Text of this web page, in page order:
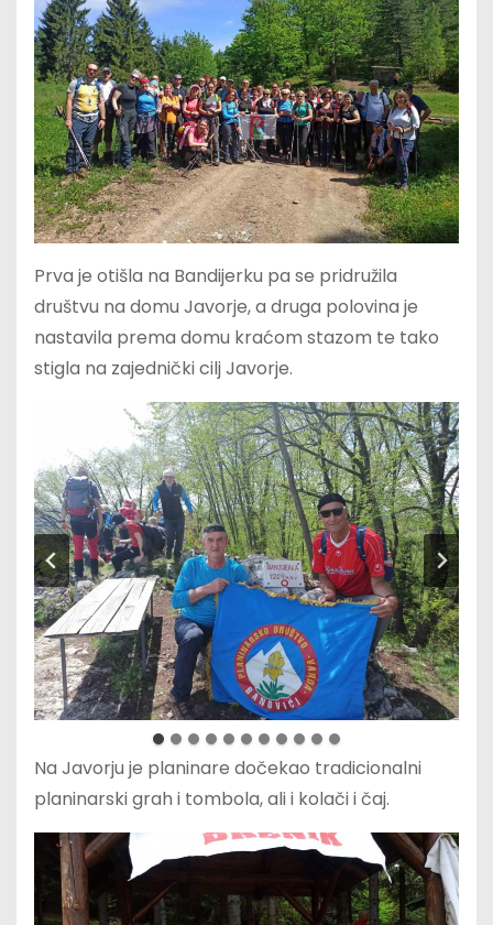
Prva je otišla na Bandijerku pa se pridružila
društvu na domu Javorje, a druga polovina je
nastavila prema domu kraćom stazom te tako
stigla na zajednički cilj Javorje.
Na Javorju je planinare dočekao tradicionalni
planinarski grah i tombola, ali i kolači i čaj.